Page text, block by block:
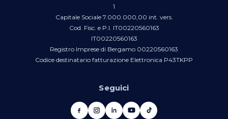
1
Capitale Sociale 7.000.000,00 int. vers.
Cod. Fisc. e P.I. IT00220560163
IT00220560163
Registro Imprese di Bergamo 00220560163
Codice destinatario fatturazione Elettronica P43TKPP
Seguici